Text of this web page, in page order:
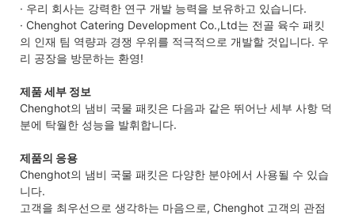
· 우리 회사는 강력한 연구 개발 능력을 보유하고 있습니다.
· Chenghot Catering Development Co.,Ltd는 전골 육수 패킷
의 인재 팀 역량과 경쟁 우위를 적극적으로 개발할 것입니다. 우
리 공장을 방문하는 환영!
제품 세부 정보
Chenghot의 냄비 국물 패킷은 다음과 같은 뛰어난 세부 사항 덕
분에 탁월한 성능을 발휘합니다.
제품의 응용
Chenghot의 냄비 국물 패킷은 다양한 분야에서 사용될 수 있습
니다.
고객을 최우선으로 생각하는 마음으로, Chenghot 고객의 관점